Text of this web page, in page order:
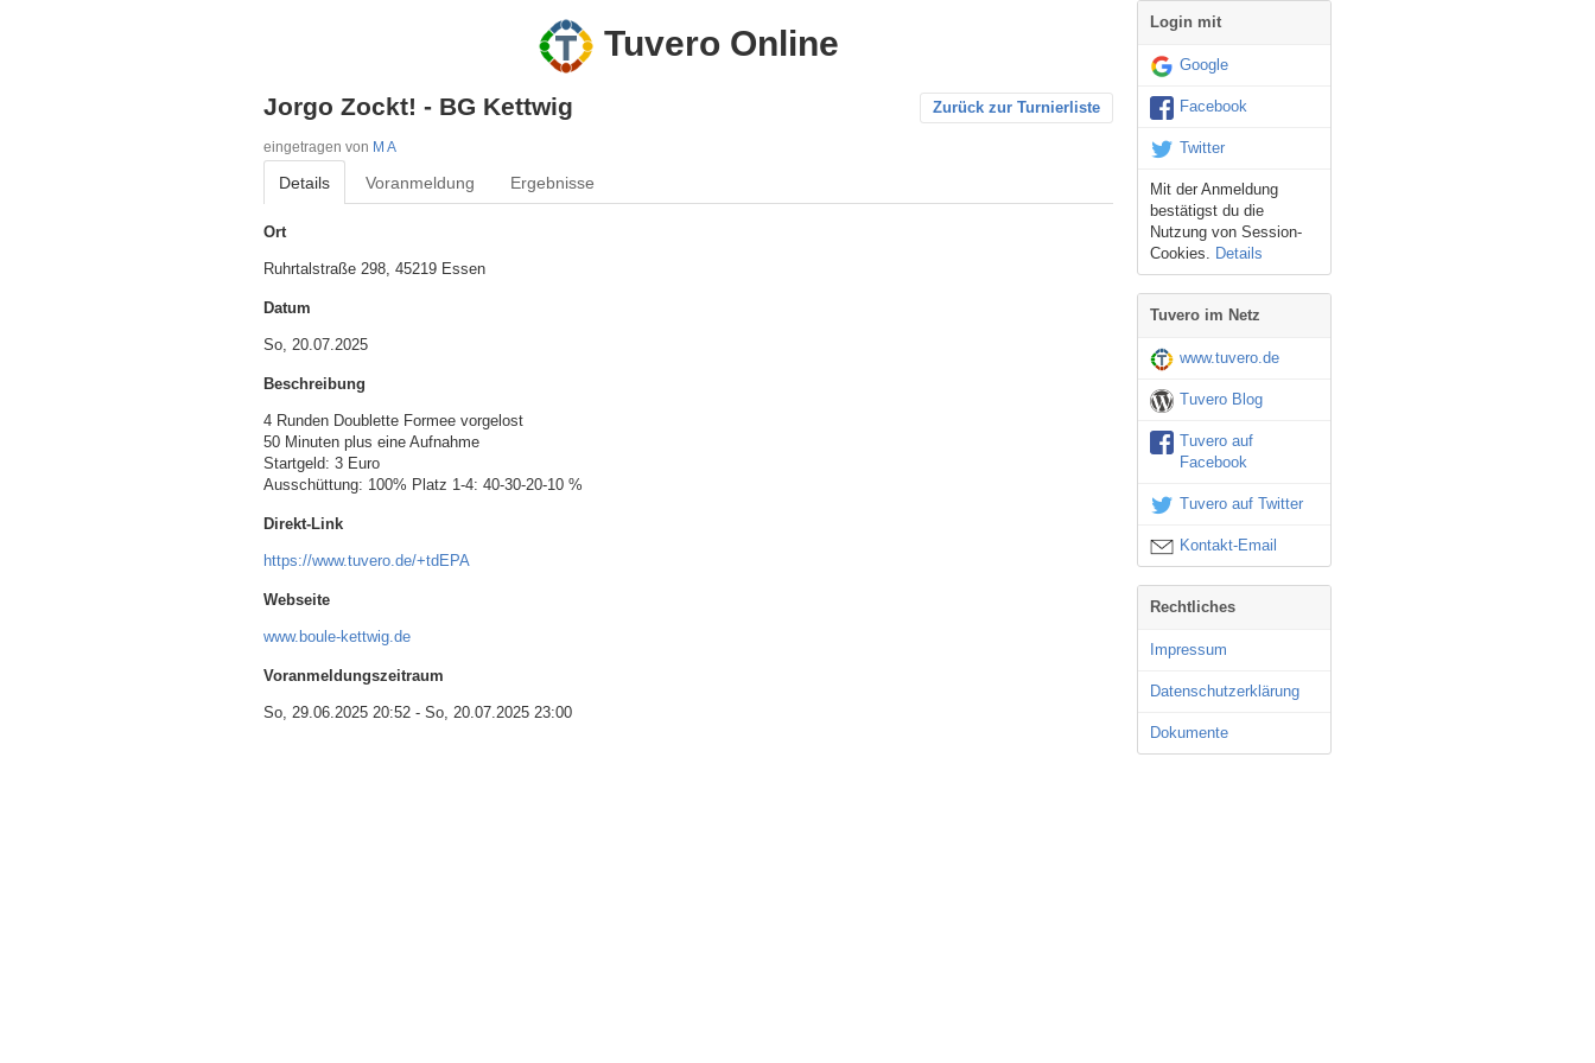
Tuvero Online
Zurück zur Turnierliste
Jorgo Zockt! - BG Kettwig
eingetragen von M A
Details Voranmeldung Ergebnisse
Ort
Ruhrtalstraße 298, 45219 Essen
Datum
So, 20.07.2025
Beschreibung
4 Runden Doublette Formee vorgelost
50 Minuten plus eine Aufnahme
Startgeld: 3 Euro
Ausschüttung: 100% Platz 1-4: 40-30-20-10 %
Direkt-Link
https://www.tuvero.de/+tdEPA
Webseite
www.boule-kettwig.de
Voranmeldungszeitraum
So, 29.06.2025 20:52 - So, 20.07.2025 23:00
Login mit
Google
Facebook
Twitter
Mit der Anmeldung
bestätigst du die
Nutzung von Session-
Cookies. Details
Tuvero im Netz
www.tuvero.de
Tuvero Blog
Tuvero auf
Facebook
Tuvero auf Twitter
Kontakt-Email
Rechtliches
Impressum
Datenschutzerklärung
Dokumente